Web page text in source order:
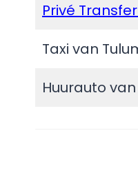
Privé
Taxi van
Huurauto